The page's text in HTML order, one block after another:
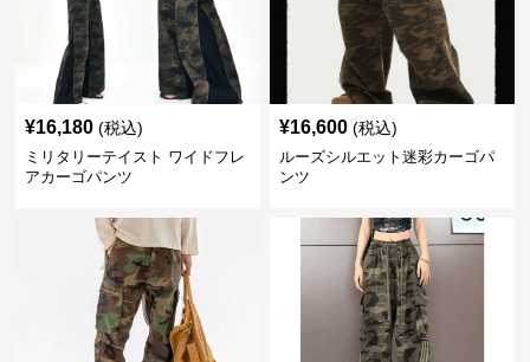
¥16,180 (税込)
ミリタリーテイスト ワイドフレ
アカーゴパンツ
¥16,600 (税込)
ルーズシルエット迷彩カーゴパ
ンツ